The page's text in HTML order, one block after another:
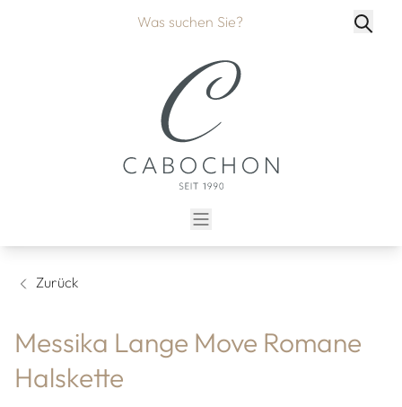
Zurück
Messika Lange Move Romane
Halskette